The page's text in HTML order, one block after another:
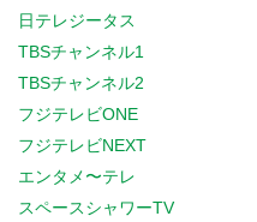
日テレジータス
TBSチャンネル1
TBSチャンネル2
フジテレビONE
フジテレビNEXT
エンタメ〜テレ
スペースシャワーTV